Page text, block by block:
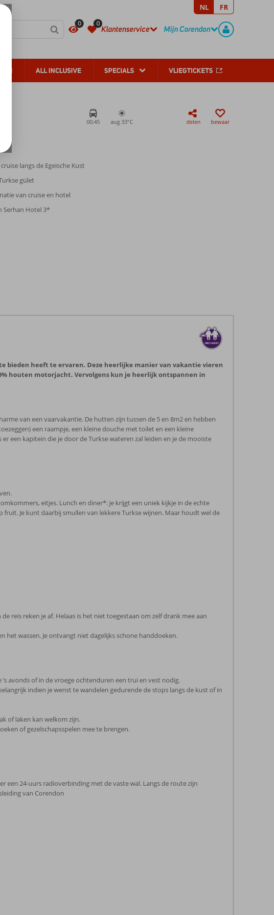
0 0
Klantenservice
CONTACT
Mijn Corendon
REGISTREER
NL FR
ALL INCLUSIVE SPECIALS VLIEGTICKETS
00:45 aug 33°C delen bewaar
langs de Egeïsche Kust
gület
van cruise en hotel
Serhan Hotel 3*
bieden heeft te ervaren. Deze heerlijke manier van vakantie vieren
houten motorjacht. Vervolgens kun je heerlijk ontspannen in
van een vaarvakantie. De hutten zijn tussen de 5 en 8m2 en hebben
een raampje, een kleine douche met toilet en een kleine
een kapitein die je door de Turkse wateren zal leiden en je de mooiste
eitjes. Lunch en diner*: je krijgt een uniek kijkje in de echte
fruit. Je kunt daarbij smullen van lekkere Turkse wijnen. Maar houdt wel de
reis reken je af. Helaas is het niet toegestaan om zelf drank mee aan
wassen. Je ontvangt niet dagelijks schone handdoeken.
avonds of in de vroege ochtenduren een trui en vest nodig.
indien je wenst te wandelen gedurende de stops langs de kust of in
of laken kan welkom zijn.
of gezelschapsspelen mee te brengen.
een 24-uurs radioverbinding met de vaste wal. Langs de route zijn
van Corendon